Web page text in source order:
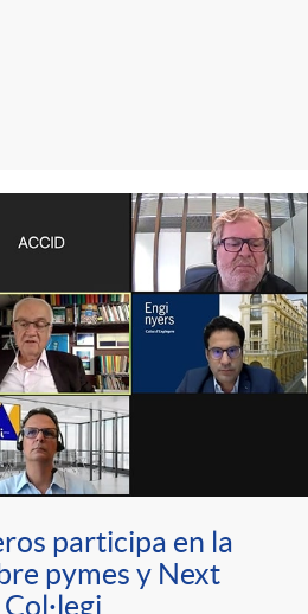
participa en la
pymes y Next